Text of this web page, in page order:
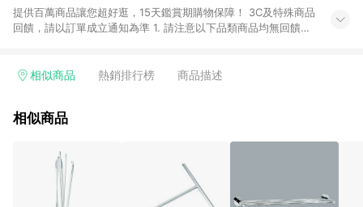
提供百萬商品讓您超好逛，15天鑑賞期購物保障！ 3C及特殊商品
回饋，請以訂單成立通知為準 1. 請注意以下品類商品均無回饋：
電玩/遊戲/相機/單眼/鏡頭/拍立得 [2024/6/1起適用] -內接硬
的購回饋活動享Yahoo超贈點回饋者 - 購物中心商店之商品：商
3. 訂單回饋金額將扣除運費/購物金/超贈點/福利金/紅利折抵/折
價券等虛擬貨幣折抵 4. 大宗採購或批發轉賣不具回饋資格： 如
有相關事證認定您為大宗採購、批發轉賣而非最終消費使用者，
相關認定以Yahoo購物中心之認定為準
相似商品 熱銷排行榜 商品描述
相似商品